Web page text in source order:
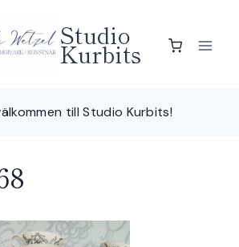
Studio
Kurbits
till Studio Kurbits!